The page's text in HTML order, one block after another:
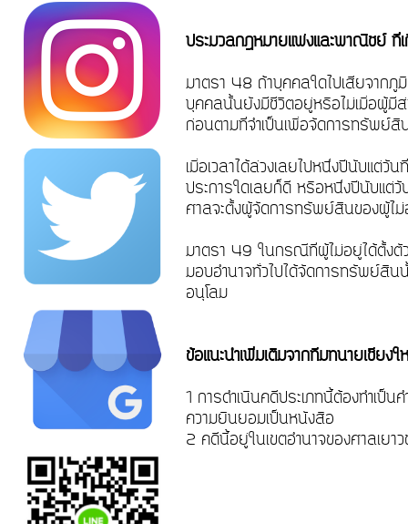
ประมวลกฎหมายแพ่งและพาณิชย์
มาตรา 48 ถ้าบุคคลใดไปเสียจากภู
บุคคลนั้นยังมีชีวิตอยู่หรือไม่เมื่อผู้มีส่
ก่อนตามที่จำเป็นเพื่อจัดการทรัพ
เมื่อเวลาได้ล่วงเลยไปหนึ่งปีนับแต่
ประการใดเลยก็ดี หรือหนึ่งปีนับแต่
ศาลจะตั้งผู้จัดการทรัพย์สินของผู้
มาตรา 49 ในกรณีที่ผู้ไม่อยู่ได้ตั้งตั
มอบอำนาจทั่วไปได้จัดการทรัพย์สิ
อนุโลม
ข้อแนะนำเพิ่มเติมจากทีมทนายเชียง
1 การดำเนินคดีประเภทนี้ต้องทำเป็
ความยินยอมเป็นหนังสือ
2 คดีนี้อยู่ในเขตอำนาจของศาลเย